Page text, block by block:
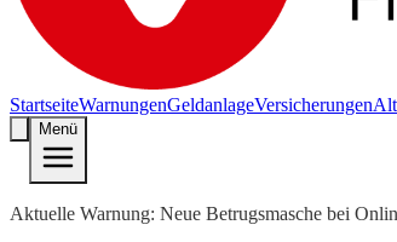
StartseiteWarnungenGeldanlageVersicherungen
Menü
Aktuelle Warnung: Neue Betrugsmasche bei